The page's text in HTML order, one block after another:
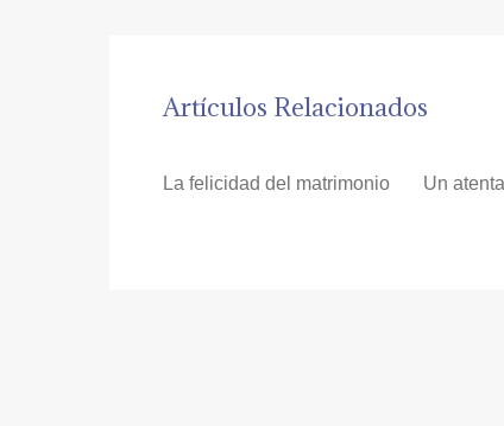
Artículos Relacionados
La felicidad del matrimonio Un